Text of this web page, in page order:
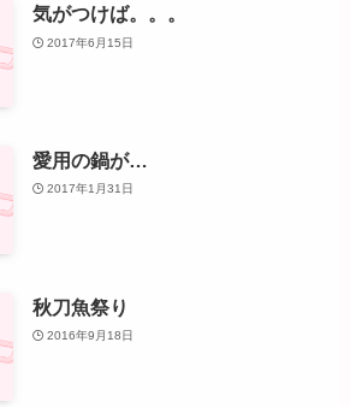
気がつけば。。。
2017年6月15日
愛用の鍋が…
2017年1月31日
秋刀魚祭り
2016年9月18日